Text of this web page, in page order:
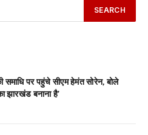
समाधि पर पहुंचे सीएम हेमंत सोरेन, बोले
झारखंड बनाना है’